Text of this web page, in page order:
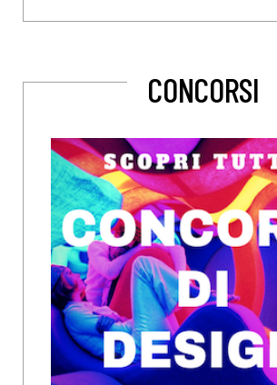
CONCORSI